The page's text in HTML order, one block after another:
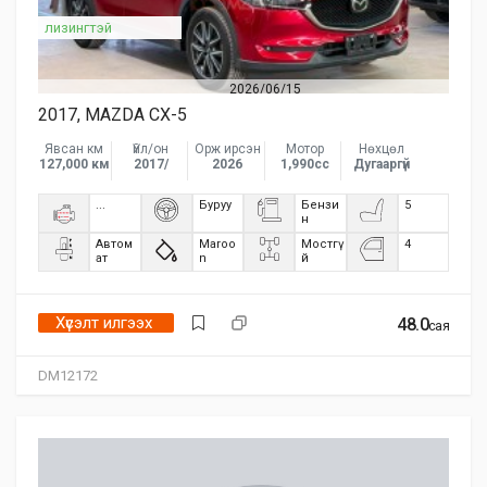
2026/06/15
DM12172
лизингтэй
2017, MAZDA CX-5
Явсан км
127,000 км
Үйл/он
2017/
Орж ирсэн
2026
Мотор
1,990сс
Нөхцөл
Дугааргүй
... Буруу
Бензи
н
5
Автом
ат
Maroo
n
Мостгү
й
4
48.0сая
Хүсэлт илгээх